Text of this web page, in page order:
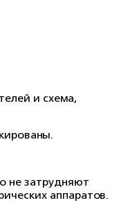
и схема,
не затрудняют
аппаратов.